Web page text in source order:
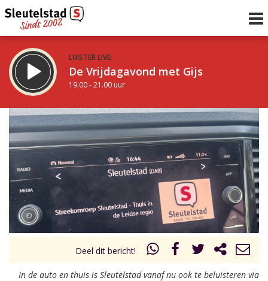
LUISTER LIVE:
De Vrijdagavond met Gijs
19.00 - 21.00 uur
STRAKS:
De avond van Sleutelstad
21.00 - 0.00 uur
Vorig uur
uur 1 van 0 Volgend uur
Deel dit bericht!
In de auto en thuis is Sleutelstad vanaf nu ook te beluisteren via